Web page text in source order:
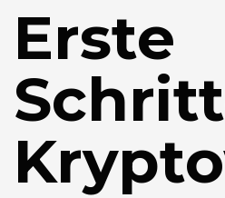
Erste